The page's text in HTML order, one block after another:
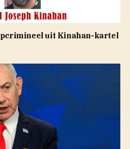
uit Kinahan-kartel